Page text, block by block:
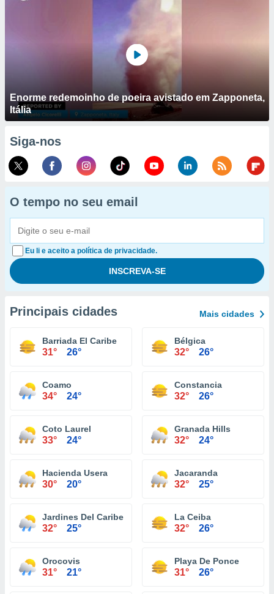
Enorme redemoinho de poeira avistado em Zapponeta,
Itália
Siga-nos
O tempo no seu email
Eu li e aceito a política de privacidade.
Principais cidades Mais cidades
Barriada El Caribe
31° 26°
Bélgica
32° 26°
Coamo
34° 24°
Constancia
32° 26°
Coto Laurel
33° 24°
Granada Hills
32° 24°
Hacienda Usera
30° 20°
Jacaranda
32° 25°
Jardines Del Caribe
32° 25°
La Ceiba
32° 26°
Orocovis
31° 21°
Playa De Ponce
31° 26°